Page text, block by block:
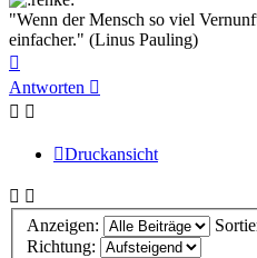
"Wenn der Mensch so viel
einfacher." (Linus Pauling)
oben
Antworten
Druckansicht
Anzeigen:
Richtung: